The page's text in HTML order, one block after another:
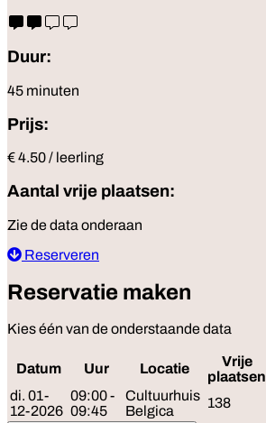
Duur:
45 minuten
Prijs:
€ 4.50 / leerling
Aantal vrije plaatsen:
Zie de data onderaan
Reserveren
Reservatie maken
Kies één van de onderstaande data
Datum Uur Locatie
Vrije
plaatsen
di. 01-
12-2026
09:00 -
09:45
Cultuurhuis
Belgica
138